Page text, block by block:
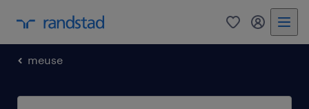
0 mon
meuse